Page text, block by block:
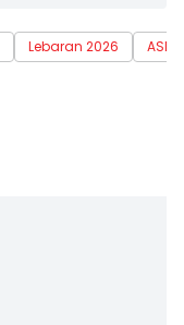
Lebaran 2026
ASDP